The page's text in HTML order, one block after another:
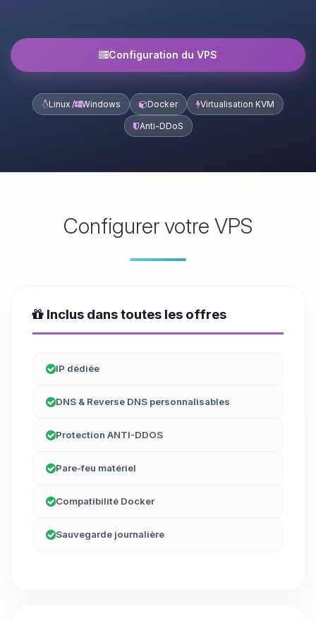
Configuration du VPS
Linux / Windows Docker Virtualisation KVM
Anti-DDoS
Configurer votre VPS
Inclus dans toutes les offres
IP dédiée
DNS & Reverse DNS personnalisables
Protection ANTI-DDOS
Pare-feu matériel
Compatibilité Docker
Sauvegarde journalière